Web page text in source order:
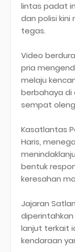
lintas padat
dan polisi
tegas.
Video
pria
melaju
berbahaya di
sempat
Kasatlantas
Haris,
bentuk
keresahan
Jajaran
lanjut terkait
kendaraan